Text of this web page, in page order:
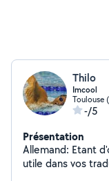
Thilo
Imcool
Toulouse
-/5
Présentation
Allemand: Etant
utile dans vos